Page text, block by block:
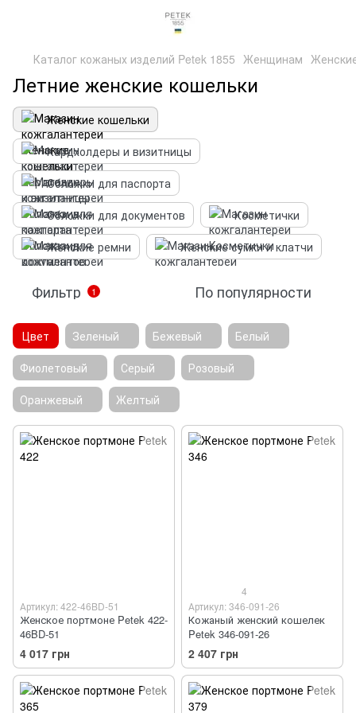
Каталог кожаных изделий Petek 1855 Женщинам
Летние женские кошельки
Женские кошельки
Кардхолдеры и визитницы
Обложки для паспорта
Обложки для документов
Косметички
Женские ремни
Женские сумки и клатчи
Фильтр 1 По популярности
Цвет Зеленый Бежевый
Белый
Фиолетовый
Серый
Розовый
Оранжевый
Желтый
Артикул: 422-46BD-51
Женское портмоне Petek 422-
46BD-51
4 017 грн
4
Артикул: 346-091-26
Кожаный женский кошелек
Petek 346-091-26
2 407 грн